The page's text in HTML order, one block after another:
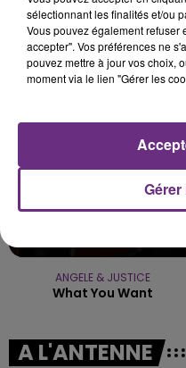
JULIEN LIEB
Dis-Moi Ou
ANGELE & JUSTICE
What You Want
A L'ANTENNE
sélectionnant les finalités et/ou
Vous pouvez également
accepter". Vos préférences ne
pouvez mettre à jour vos choix,
moment via le lien "Gérer les